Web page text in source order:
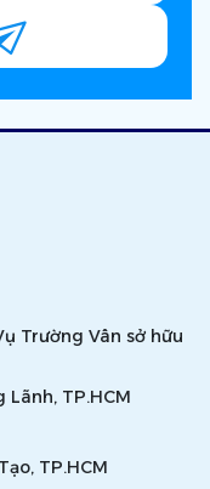
Trường Vân sở hữu
Lãnh, TP.HCM
TP.HCM